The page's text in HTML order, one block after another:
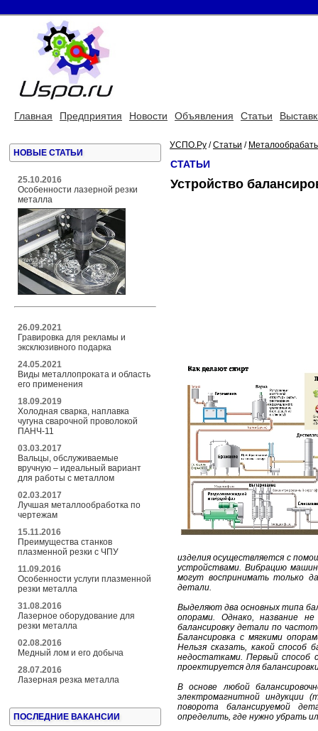
Главная Предприятия Новости Объявления Статьи
НОВЫЕ СТАТЬИ
25.10.2016
Особенности лазерной резки
металла
26.09.2021
Гравировка для рекламы и
эксклюзивного подарка
24.05.2021
Виды металлопроката и область
его применения
18.09.2019
Холодная сварка, наплавка
чугуна сварочной проволокой
ПАНЧ-11
03.03.2017
Вальцы, обслуживаемые
вручную – идеальный вариант
для работы с металлом
02.03.2017
Лучшая металлообработка по
чертежам
15.11.2016
Преимущества станков
плазменной резки с ЧПУ
11.09.2016
Особенности услуги плазменной
резки металла
31.08.2016
Лазерное оборудование для
резки металла
02.08.2016
Медный лом и его добыча
28.07.2016
Лазерная резка металла
ПОСЛЕДНИЕ ВАКАНСИИ
УСПО.Ру /Статьи /
СТАТЬИ
Устройство
изделия осуществляется с
устройствами. Вибрацию
могут воспринимать только
детали.
Выделяют два основных типа
опорами. Однако, название
балансировку детали по
Балансировка с мягкими
Нельзя сказать, какой способ
недостатками. Первый способ
проектируется для
В основе любой
электромагнитной индукции
поворота балансируемой
определить, где нужно убрать